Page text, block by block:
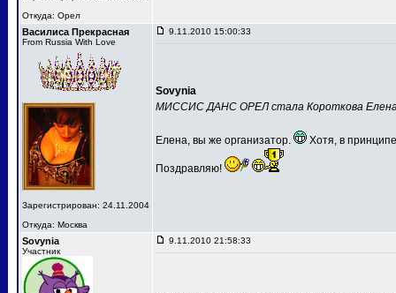
Откуда: Орел
Василиса Прекрасная
From Russia With Love
Зарегистрирован: 24.11.2004
Откуда: Москва
9.11.2010 15:00:33
Sovynia
МИССИС ДАНС ОРЕЛ стала Короткова
Елена, вы же организатор. Хотя, в
Поздравляю!
Sovynia
Участник
9.11.2010 21:58:33